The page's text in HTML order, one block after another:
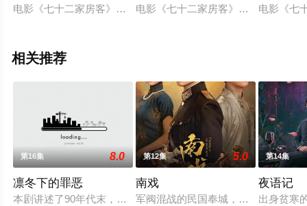
电影《七十二家房客》轰动一时，著名粤剧演员文觉非在电影里
电影《七十二家房客》轰动一时，著
电影《七
相关推荐
第16集 8.0
凛冬下的罪恶
本剧讲述了90年代末，怒河市刑侦支队在无普及监控、无DNA
第12集 5.0
南戏
军阀混战的民国奉城，玉佛头离奇失
第14集
夜语记
出身贫寒